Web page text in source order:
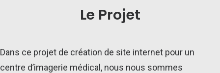
Le Projet
Dans ce projet de création de site internet pour un
centre d’imagerie médical, nous nous sommes